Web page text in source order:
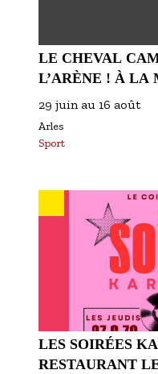
LE CHEVAL
L’ARÈNE ! À LA
29 juin au 16 août
Arles
Sport
LES SOIRÉES
RESTAURANT